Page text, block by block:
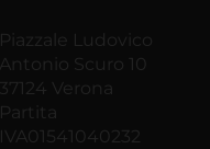
Piazzale Ludovico
Antonio Scuro 10
37124 Verona
Partita
IVA01541040232